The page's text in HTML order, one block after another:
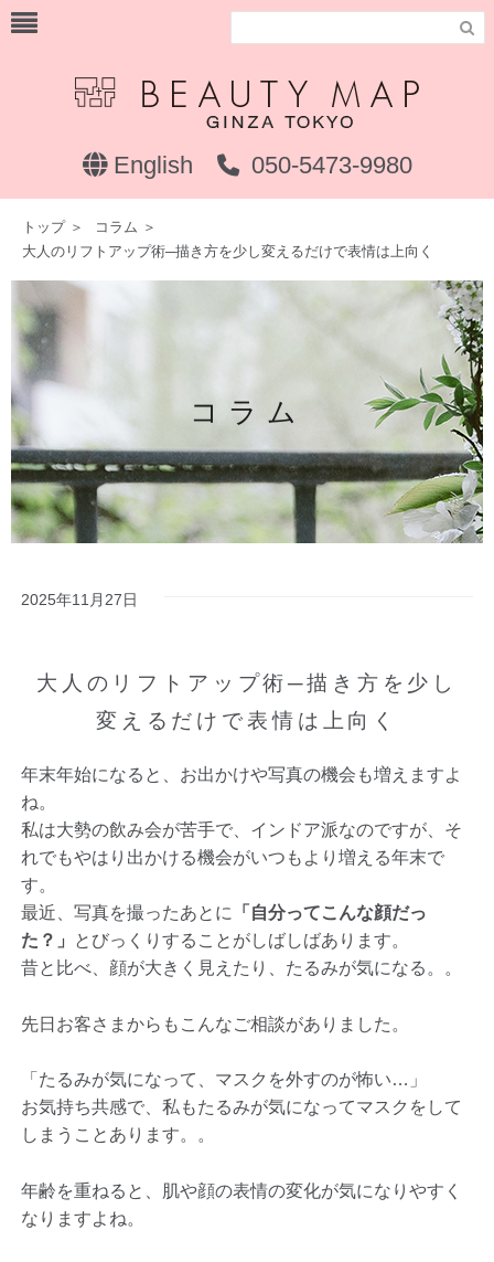

English 050-5473-9980
トップ＞ コラム ＞
大人のリフトアップ術─描き方を少し変えるだけで表情は上向く
コラム
2025年11月27日
大人のリフトアップ術─描き方を少し
変えるだけで表情は上向く
年末年始になると、お出かけや写真の機会も増えますよ
ね。
私は大勢の飲み会が苦手で、インドア派なのですが、そ
れでもやはり出かける機会がいつもより増える年末で
す。
最近、写真を撮ったあとに 「自分ってこんな顔だっ
た？」
とびっくりすることがしばしばあります。
昔と比べ、顔が大きく見えたり、たるみが気になる。。
先日お客さまからもこんなご相談がありました。
「たるみが気になって、マスクを外すのが怖い…」
お気持ち共感で、私もたるみが気になってマスクをして
しまうことあります。。
年齢を重ねると、肌や顔の表情の変化が気になりやすく
なりますよね。